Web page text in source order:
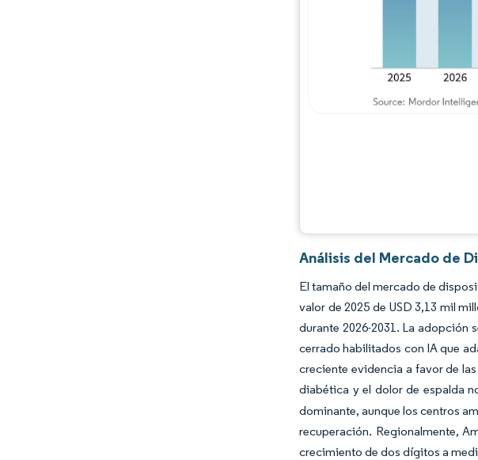
Análisis del Mercado de
El tamaño del mercado de
valor de 2025 de USD 3,13 mil
durante 2026-2031. La adopción
cerrado habilitados con IA que
creciente evidencia a favor de
diabética y el dolor de espalda
dominante, aunque los centros
recuperación. Regionalmente,
crecimiento de dos dígitos a